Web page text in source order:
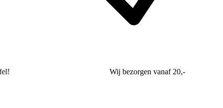
Wij bezorgen vanaf 20,-